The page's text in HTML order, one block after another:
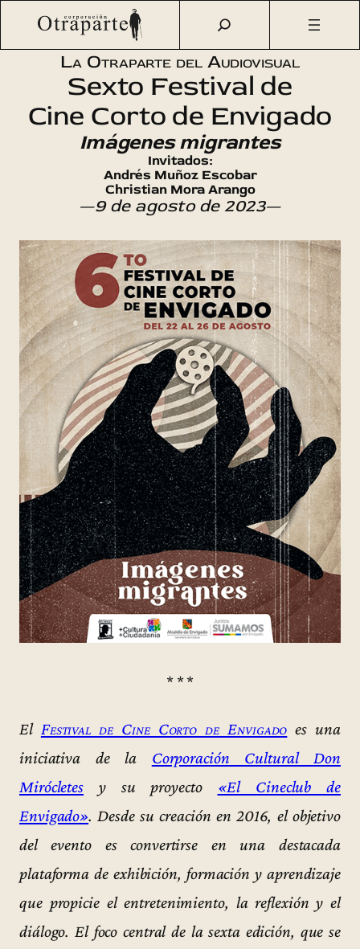
Saltar
contenido
Otraparte.org/ Agenda Cultural Cine/
Festival de Cine
Corto de Envigado 2023
La Otraparte del Audiovisual
Sexto Festival de
Cine Corto de Envigado
Imágenes migrantes
Invitados:
Andrés Muñoz Escobar
Christian Mora Arango
—9 de agosto de 2023—
* * *
El Festival de Cine Corto de Envigado es una
iniciativa de la Corporación Cultural Don
Mirócletes y su proyecto «El Cineclub de
Envigado». Desde su creación en 2016, el objetivo
del evento es convertirse en una destacada
plataforma de exhibición, formación y aprendizaje
que propicie el entretenimiento, la reflexión y el
diálogo. El foco central de la sexta edición, que se